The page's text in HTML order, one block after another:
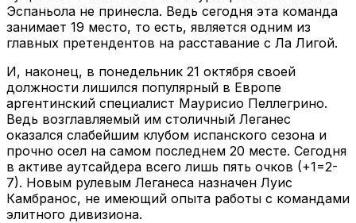
Эспаньола не принесла. Ведь сегодня эта команда
занимает 19 место, то есть, является одним из
главных претендентов на расставание с Ла Лигой.
И, наконец, в понедельник 21 октября своей
должности лишился популярный в Европе
аргентинский специалист Маурисио Пеллегрино.
Ведь возглавляемый им столичный Леганес
оказался слабейшим клубом испанского сезона и
прочно осел на самом последнем 20 месте. Сегодня
в активе аутсайдера всего лишь пять очков (+1=2-
7). Новым рулевым Леганеса назначен Луис
Камбранос, не имеющий опыта работы с командами
элитного дивизиона.